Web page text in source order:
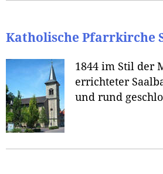
Katholische Pfarrkirche
1844 im Stil der
errichteter
und rund